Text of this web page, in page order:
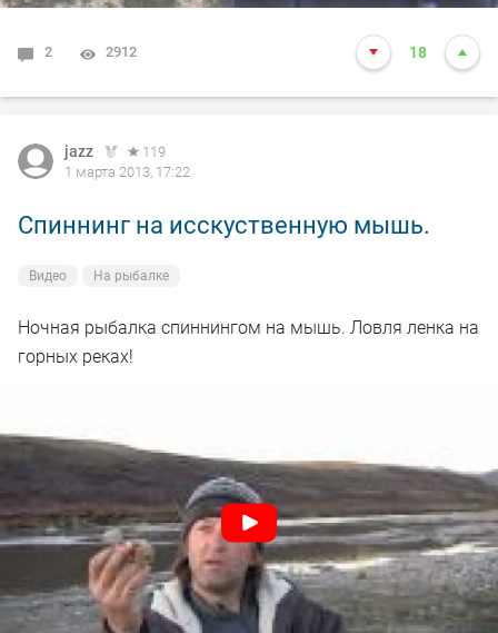
2 2912 18
jazz
119
1 марта 2013, 17:22
Спиннинг на исскуственную мышь.
Видео На рыбалке
Ночная рыбалка спиннингом на мышь. Ловля ленка на
горных реках!